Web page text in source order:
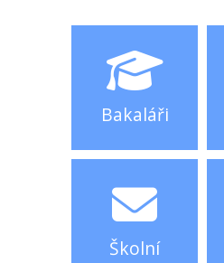
Bakaláři
Školní